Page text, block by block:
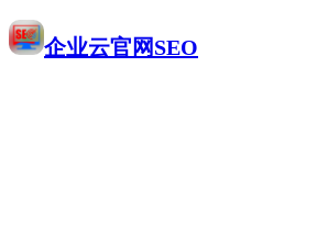
企业云官网SEO